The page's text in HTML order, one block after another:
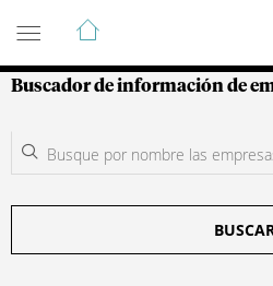
Guía de Empresas
Buscador de información de